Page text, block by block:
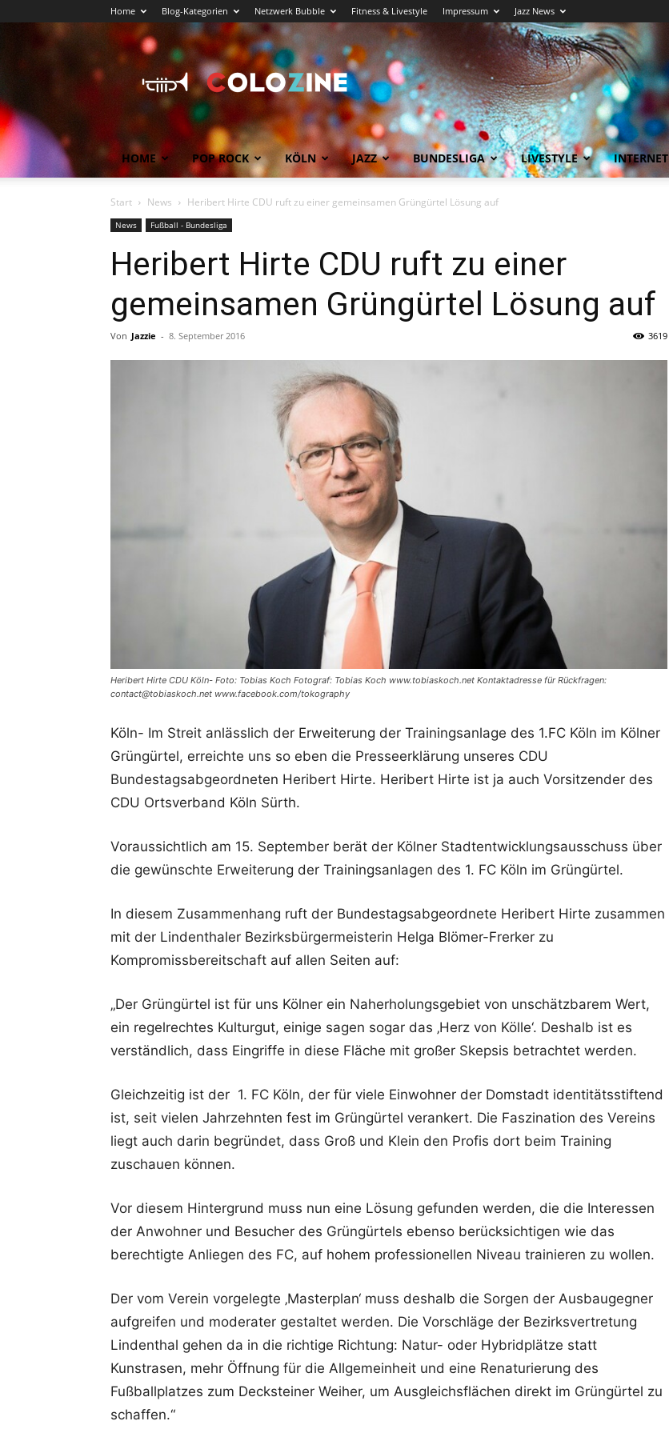
Home Blog-Kategorien Netzwerk Bubble Fitness & Livestyle Impressum Jazz News
Köln
News
COLOZINE
Magazin
HOME POP ROCK KÖLN JAZZ BUNDESLIGA LIVESTYLE INTERNET
Start News Heribert Hirte CDU ruft zu einer gemeinsamen Grüngürtel Lösung auf
News Fußball - Bundesliga
Heribert Hirte CDU ruft zu einer
gemeinsamen Grüngürtel Lösung auf
Von Jazzie - 8. September 2016 3619
Heribert Hirte CDU Köln- Foto: Tobias Koch Fotograf: Tobias Koch www.tobiaskoch.net Kontaktadresse für Rückfragen:
contact@tobiaskoch.net www.facebook.com/tokography
Köln- Im Streit anlässlich der Erweiterung der Trainingsanlage des 1.FC Köln im Kölner
Grüngürtel, erreichte uns so eben die Presseerklärung unseres CDU
Bundestagsabgeordneten Heribert Hirte. Heribert Hirte ist ja auch Vorsitzender des
CDU Ortsverband Köln Sürth.
Voraussichtlich am 15. September berät der Kölner Stadtentwicklungsausschuss über
die gewünschte Erweiterung der Trainingsanlagen des 1. FC Köln im Grüngürtel.
In diesem Zusammenhang ruft der Bundestagsabgeordnete Heribert Hirte zusammen
mit der Lindenthaler Bezirksbürgermeisterin Helga Blömer-Frerker zu
Kompromissbereitschaft auf allen Seiten auf:
„Der Grüngürtel ist für uns Kölner ein Naherholungsgebiet von unschätzbarem Wert,
ein regelrechtes Kulturgut, einige sagen sogar das ‚Herz von Kölle‘. Deshalb ist es
verständlich, dass Eingriffe in diese Fläche mit großer Skepsis betrachtet werden.
Gleichzeitig ist der 1. FC Köln, der für viele Einwohner der Domstadt identitätsstiftend
ist, seit vielen Jahrzehnten fest im Grüngürtel verankert. Die Faszination des Vereins
liegt auch darin begründet, dass Groß und Klein den Profis dort beim Training
zuschauen können.
Vor diesem Hintergrund muss nun eine Lösung gefunden werden, die die Interessen
der Anwohner und Besucher des Grüngürtels ebenso berücksichtigen wie das
berechtigte Anliegen des FC, auf hohem professionellen Niveau trainieren zu wollen.
Der vom Verein vorgelegte ‚Masterplan‘ muss deshalb die Sorgen der Ausbaugegner
aufgreifen und moderater gestaltet werden. Die Vorschläge der Bezirksvertretung
Lindenthal gehen da in die richtige Richtung: Natur- oder Hybridplätze statt
Kunstrasen, mehr Öffnung für die Allgemeinheit und eine Renaturierung des
Fußballplatzes zum Decksteiner Weiher, um Ausgleichsflächen direkt im Grüngürtel zu
schaffen.“